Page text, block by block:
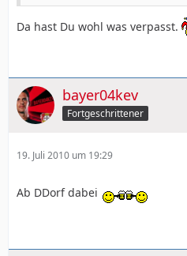
Da hast Du wohl was verpasst.
bayer04kev
Fortgeschrittener
19. Juli 2010 um 19:29
Ab DDorf dabei